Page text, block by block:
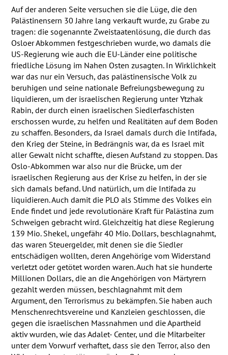
Auf der anderen Seite versuchen sie die Lüge, die den
Palästinensern 30 Jahre lang verkauft wurde, zu Grabe zu
tragen: die sogenannte Zweistaatenlösung, die durch das
Osloer Abkommen festgeschrieben wurde, wo damals die
US-Regierung wie auch die EU-Länder eine politische
friedliche Lösung im Nahen Osten zusagten. In Wirklichkeit
war das nur ein Versuch, das palästinensische Volk zu
beruhigen und seine nationale Befreiungsbewegung zu
liquidieren, um der israelischen Regierung unter Ytzhak
Rabin, der durch einen israelischen Siedlerfaschisten
erschossen wurde, zu helfen und Realitäten auf dem Boden
zu schaffen. Besonders, da Israel damals durch die Intifada,
den Krieg der Steine, in Bedrängnis war, da es Israel mit
aller Gewalt nicht schaffte, diesen Aufstand zu stoppen. Das
Oslo-Abkommen war also nur die Brücke, um der
israelischen Regierung aus der Krise zu helfen, in der sie
sich damals befand. Und natürlich, um die Intifada zu
liquidieren. Auch damit die PLO als Stimme des Volkes ein
Ende findet und jede revolutionäre Kraft für Palästina zum
Schweigen gebracht wird. Gleichzeitig hat diese Regierung
139 Mio. Shekel, ungefähr 40 Mio. Dollars, beschlagnahmt,
das waren Steuergelder, mit denen sie die Siedler
entschädigen wollten, deren Angehörige vom Widerstand
verletzt oder getötet worden waren. Auch hat sie hunderte
Millionen Dollars, die an die Angehörigen von Märtyrern
gezahlt werden müssen, beschlagnahmt mit dem
Argument, den Terrorismus zu bekämpfen. Sie haben auch
Menschenrechtsvereine und Kanzleien geschlossen, die
gegen die israelischen Massnahmen und die Apartheid
aktiv wurden, wie das Adalet- Center, und die Mitarbeiter
unter dem Vorwurf verhaftet, dass sie den Terror, also den